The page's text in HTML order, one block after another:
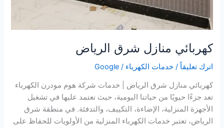
كهربائي منازل شرق الرياض
اترك تعليقاً / خدمات الكهرباء/
Google
كهربائي منازل شرق الرياض | خدمات شركة هوم مودرن الكهرباء
تعد جزءًا حيويًا من حياتنا اليومية، حيث نعتمد عليها في تشغيل
الأجهزة المنزلية، الإضاءة، التكييف، والتدفئة. في منطقة شرق
الرياض، تعتبر خدمات الكهرباء المنزلية من الأولويات للحفاظ على